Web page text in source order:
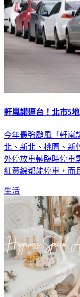
軒嵐諾逼台！北市5
今年最強颱風「軒嵐
北、新北、桃園、新
外停放車輛臨時停車
紅黃線都能停車，而
生活